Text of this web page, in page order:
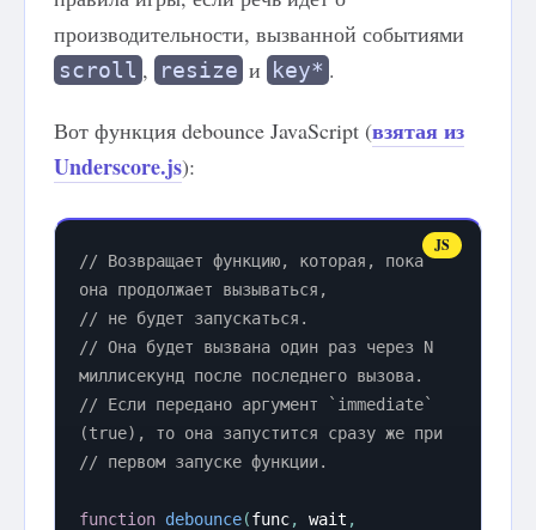
производительности, вызванной событиями
scroll , resize и key* .
Вот функция debounce JavaScript (взятая из
Underscore.js):
// Возвращает функцию, которая, пока
она продолжает вызываться,
// не будет запускаться.
// Она будет вызвана один раз через N
миллисекунд после последнего вызова.
// Если передано аргумент `immediate`
(true), то она запустится сразу же при
// первом запуске функции.
function debounce(func, wait ,